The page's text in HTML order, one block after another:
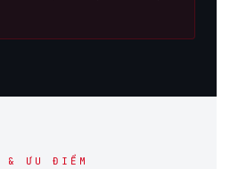
ƯU ĐIỂM